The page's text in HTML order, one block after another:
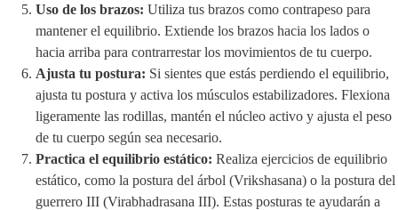
Uso de los brazos: Utiliza tus brazos como contrapeso para
mantener el equilibrio. Extiende los brazos hacia los lados o
hacia arriba para contrarrestar los movimientos de tu cuerpo.
Ajusta tu postura: Si sientes que estás perdiendo el equilibrio,
ajusta tu postura y activa los músculos estabilizadores. Flexiona
ligeramente las rodillas, mantén el núcleo activo y ajusta el peso
de tu cuerpo según sea necesario.
Practica el equilibrio estático: Realiza ejercicios de equilibrio
estático, como la postura del árbol (Vrikshasana) o la postura del
guerrero III (Virabhadrasana III). Estas posturas te ayudarán a